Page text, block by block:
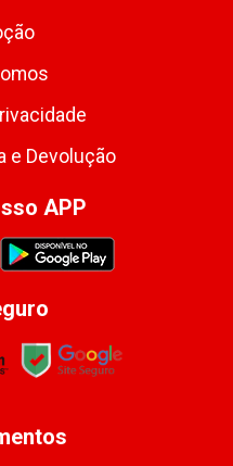
e Devolução
APP